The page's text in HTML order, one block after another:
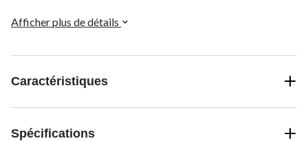
Afficher plus de détails
Caractéristiques
Spécifications